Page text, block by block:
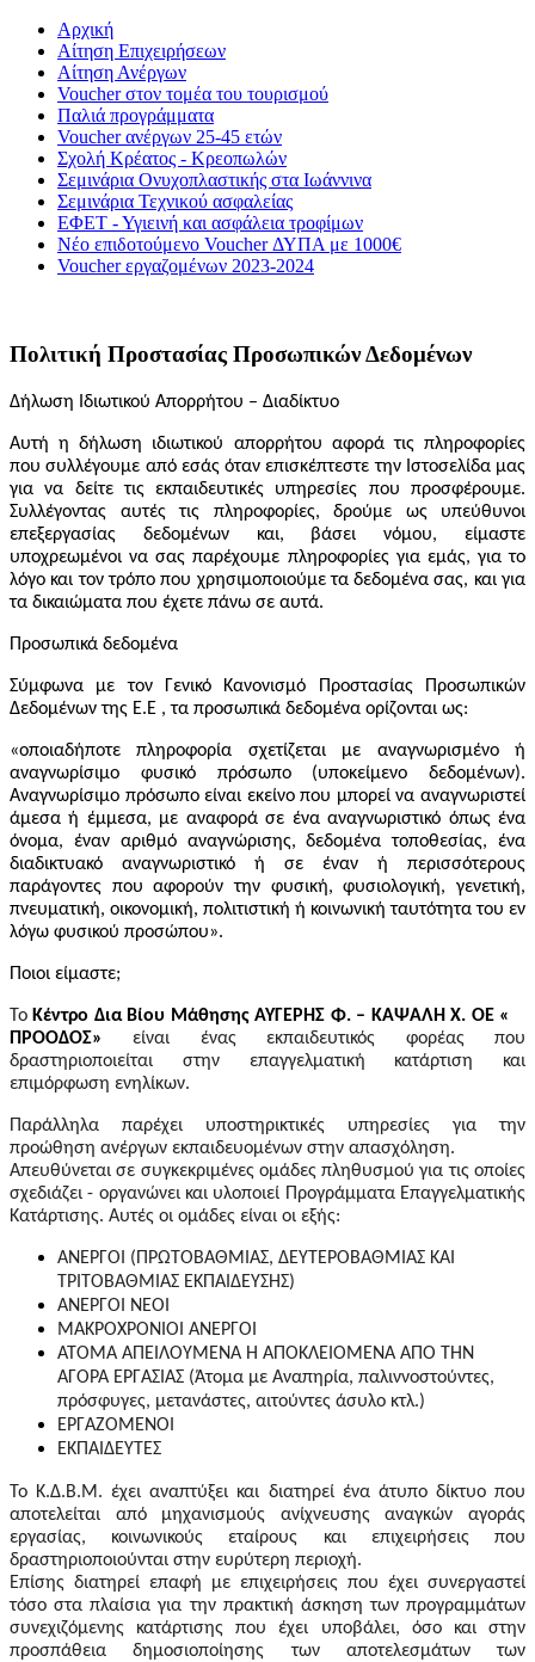
Αρχική
Αίτηση Επιχειρήσεων
Αίτηση Ανέργων
Voucher στον τομέα του τουρισμού
Παλιά προγράμματα
Voucher ανέργων 25-45 ετών
Σχολή Κρέατος - Κρεοπωλών
Σεμινάρια Ονυχοπλαστικής στα Ιωάννινα
Σεμινάρια Τεχνικού ασφαλείας
ΕΦΕΤ - Υγιεινή και ασφάλεια τροφίμων
Νέο επιδοτούμενο Voucher ΔΥΠΑ με 1000€
Voucher εργαζομένων 2023-2024
Πολιτική Προστασίας Προσωπικών Δεδομένων
Δήλωση Ιδιωτικού Απορρήτου – Διαδίκτυο
Αυτή η δήλωση ιδιωτικού απορρήτου αφορά τις πληροφορίες
που συλλέγουμε από εσάς όταν επισκέπτεστε την Ιστοσελίδα μας
για να δείτε τις εκπαιδευτικές υπηρεσίες που προσφέρουμε.
Συλλέγοντας αυτές τις πληροφορίες, δρούμε ως υπεύθυνοι
επεξεργασίας δεδομένων και, βάσει νόμου, είμαστε
υποχρεωμένοι να σας παρέχουμε πληροφορίες για εμάς, για το
λόγο και τον τρόπο που χρησιμοποιούμε τα δεδομένα σας, και για
τα δικαιώματα που έχετε πάνω σε αυτά.
Προσωπικά δεδομένα
Σύμφωνα με τον Γενικό Κανονισμό Προστασίας Προσωπικών
Δεδομένων της Ε.Ε , τα προσωπικά δεδομένα ορίζονται ως:
«οποιαδήποτε πληροφορία σχετίζεται με αναγνωρισμένο ή
αναγνωρίσιμο φυσικό πρόσωπο (υποκείμενο δεδομένων).
Αναγνωρίσιμο πρόσωπο είναι εκείνο που μπορεί να αναγνωριστεί
άμεσα ή έμμεσα, με αναφορά σε ένα αναγνωριστικό όπως ένα
όνομα, έναν αριθμό αναγνώρισης, δεδομένα τοποθεσίας, ένα
διαδικτυακό αναγνωριστικό ή σε έναν ή περισσότερους
παράγοντες που αφορούν την φυσική, φυσιολογική, γενετική,
πνευματική, οικονομική, πολιτιστική ή κοινωνική ταυτότητα του εν
λόγω φυσικού προσώπου».
Ποιοι είμαστε;
Το Κέντρο Δια Βίου ΜάθησηςΑΥΓΕΡΗΣ Φ. – ΚΑΨΑΛΗ Χ. ΟΕ «
ΠΡΟΟΔΟΣ»είναι ένας εκπαιδευτικός φορέας που
δραστηριοποιείται στην επαγγελματική κατάρτιση και
επιμόρφωση ενηλίκων.
Παράλληλα παρέχει υποστηρικτικές υπηρεσίες για την
προώθηση ανέργων εκπαιδευομένων στην απασχόληση.
Απευθύνεται σε συγκεκριμένες ομάδες πληθυσμού για τις οποίες
σχεδιάζει - οργανώνει και υλοποιεί Προγράμματα Επαγγελματικής
Κατάρτισης. Αυτές οι ομάδες είναι οι εξής:
ΑΝΕΡΓΟΙ (ΠΡΩΤΟΒΑΘΜΙΑΣ, ΔΕΥΤΕΡΟΒΑΘΜΙΑΣ ΚΑΙ
ΤΡΙΤΟΒΑΘΜΙΑΣ ΕΚΠΑΙΔΕΥΣΗΣ)
ΑΝΕΡΓΟΙ ΝΕΟΙ
ΜΑΚΡΟΧΡΟΝΙΟΙ ΑΝΕΡΓΟΙ
ΑΤΟΜΑ ΑΠΕΙΛΟΥΜΕΝΑ Ή ΑΠΟΚΛΕΙΟΜΕΝΑ ΑΠΟ ΤΗΝ
ΑΓΟΡΑ ΕΡΓΑΣΙΑΣ (Άτομα με Αναπηρία, παλιννοστούντες,
πρόσφυγες, μετανάστες, αιτούντες άσυλο κτλ.)
ΕΡΓΑΖΟΜΕΝΟΙ
ΕΚΠΑΙΔΕΥΤΕΣ
Το Κ.Δ.Β.Μ. έχει αναπτύξει και διατηρεί ένα άτυπο δίκτυο που
αποτελείται από μηχανισμούς ανίχνευσης αναγκών αγοράς
εργασίας, κοινωνικούς εταίρους και επιχειρήσεις που
δραστηριοποιούνται στην ευρύτερη περιοχή.
Επίσης διατηρεί επαφή με επιχειρήσεις που έχει συνεργαστεί
τόσο στα πλαίσια για την πρακτική άσκηση των προγραμμάτων
συνεχιζόμενης κατάρτισης που έχει υποβάλει, όσο και στην
προσπάθεια δημοσιοποίησης των αποτελεσμάτων των